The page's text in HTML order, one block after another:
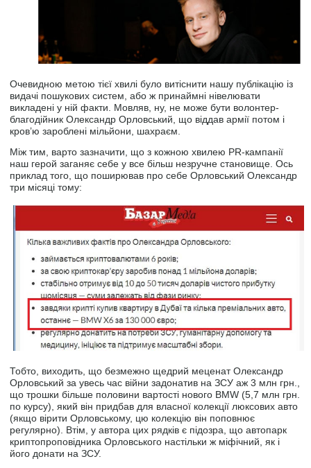
Очевидною метою тієї хвилі було витіснити нашу публікацію із
видачі пошукових систем, або ж принаймні нівелювати
викладені у ній факти. Мовляв, ну, не може бути волонтер-
благодійник Олександр Орловський, що віддав армії потом і
кров’ю зароблені мільйони, шахраєм.
Між тим, варто зазначити, що з кожною хвилею PR-кампанії
наш герой заганяє себе у все більш незручне становище. Ось
приклад того, що поширював про себе Орловський Олександр
три місяці тому:
Тобто, виходить, що безмежно щедрий меценат Олександр
Орловський за увесь час війни задонатив на ЗСУ аж 3 млн грн.,
що трошки більше половини вартості нового BMW (5,7 млн грн.
по курсу), який він придбав для власної колекції люксових авто
(якщо вірити Орловському, цю колекцію він поповнює
регулярно). Втім, у автора цих рядків є підозра, що автопарк
криптопроповідника Орловського настільки ж міфічний, як і
його донати на ЗСУ.